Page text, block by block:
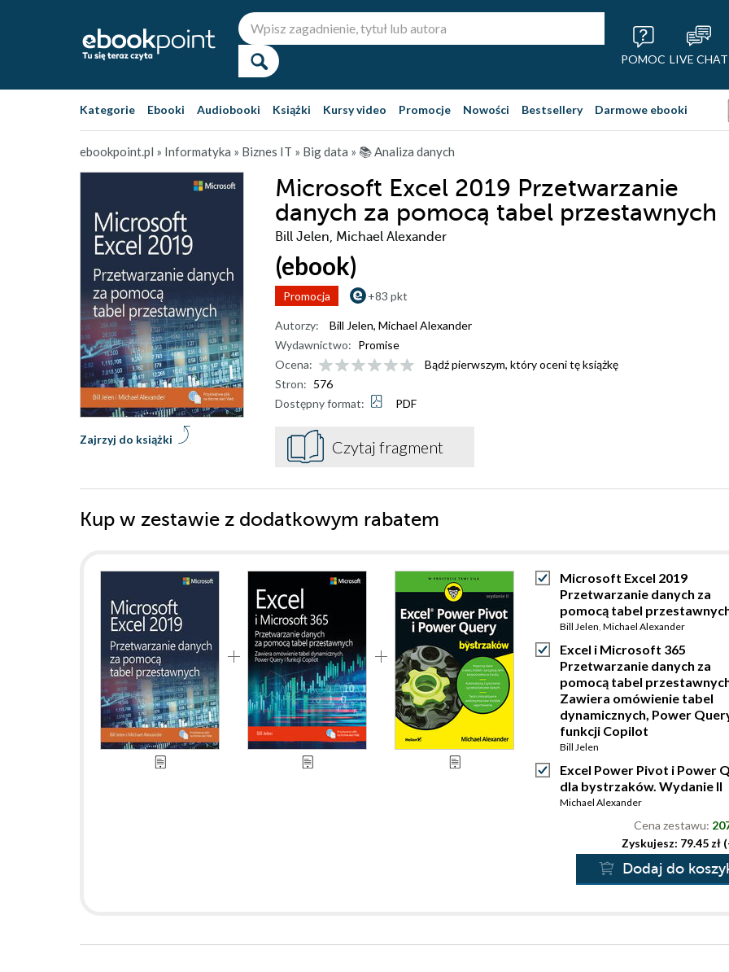
POMOC LIVE CHAT
Kategorie Ebooki Audiobooki Książki Kursy video Promocje Nowości Bestsellery Darmowe ebooki
ebookpoint.pl » Informatyka » Biznes IT » Big data » 📚 Analiza danych
Microsoft Excel 2019 Przetwarzanie
danych za pomocą tabel przestawnych
Bill Jelen, Michael Alexander
(ebook)
Promocja +83 pkt
Zajrzyj do książki
Autorzy: Bill Jelen, Michael Alexander
Wydawnictwo: Promise
Ocena:
Bądź pierwszym, który oceni tę książkę
Stron: 576
Dostępny format:
PDF
Czytaj fragment
Kup w zestawie z dodatkowym rabatem
Microsoft Excel 2019
Przetwarzanie danych za
pomocą tabel
Bill Jelen, Michael Alexander
Excel i Microsoft 365
Przetwarzanie danych za
pomocą tabel
Zawiera omówienie tabel
dynamicznych, Power
funkcji Copilot
Bill Jelen
Excel Power Pivot i Power
dla bystrzaków. Wydanie II
Michael Alexander
Cena zestawu:
Zyskujesz: 79.45 zł
Dodaj do